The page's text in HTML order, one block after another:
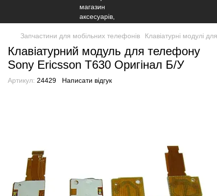
Запчастини для мобільних телефонів Клавіатурні модулі
Клавіатурний модуль для телефону
Sony Ericsson T630 Оригінал Б/У
Артикул: 24429 Написати відгук